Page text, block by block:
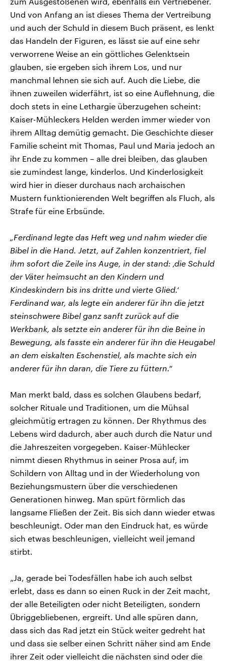
Und von Anfang an ist dieses Thema der Vertreibung
und auch der Schuld in diesem Buch präsent, es lenkt
das Handeln der Figuren, es lässt sie auf eine sehr
verworrene Weise an ein göttliches Gelenktsein
glauben, sie ergeben sich ihrem Los, und nur
manchmal lehnen sie sich auf. Auch die Liebe, die
ihnen zuweilen widerfährt, ist so eine Auflehnung, die
doch stets in eine Lethargie überzugehen scheint:
Kaiser-Mühleckers Helden werden immer wieder von
ihrem Alltag demütig gemacht. Die Geschichte dieser
Familie scheint mit Thomas, Paul und Maria jedoch an
ihr Ende zu kommen – alle drei bleiben, das glauben
sie zumindest lange, kinderlos. Und Kinderlosigkeit
wird hier in dieser durchaus nach archaischen
Mustern funktionierenden Welt begriffen als Fluch, als
Strafe für eine Erbsünde.
„Ferdinand legte das Heft weg und nahm wieder die
Bibel in die Hand. Jetzt, auf Zahlen konzentriert, fiel
ihm sofort die Zeile ins Auge, in der stand: ‚die Schuld
der Väter heimsucht an den Kindern und
Kindeskindern bis ins dritte und vierte Glied.‘
Ferdinand war, als legte ein anderer für ihn die jetzt
steinschwere Bibel ganz sanft zurück auf die
Werkbank, als setzte ein anderer für ihn die Beine in
Bewegung, als fasste ein anderer für ihn die Heugabel
an dem eiskalten Eschenstiel, als machte sich ein
anderer für ihn daran, die Tiere zu füttern.“
Man merkt bald, dass es solchen Glaubens bedarf,
solcher Rituale und Traditionen, um die Mühsal
gleichmütig ertragen zu können. Der Rhythmus des
Lebens wird dadurch, aber auch durch die Natur und
die Jahreszeiten vorgegeben. Kaiser-Mühlecker
nimmt diesen Rhythmus in seiner Prosa auf, im
Schildern von Alltag und in der Wiederholung von
Beziehungsmustern über die verschiedenen
Generationen hinweg. Man spürt förmlich das
langsame Fließen der Zeit. Bis sich dann wieder etwas
beschleunigt. Oder man den Eindruck hat, es würde
sich etwas beschleunigen, vielleicht weil jemand
stirbt.
„Ja, gerade bei Todesfällen habe ich auch selbst
erlebt, dass es dann so einen Ruck in der Zeit macht,
der alle Beteiligten oder nicht Beteiligten, sondern
Übriggebliebenen, ergreift. Und alle spüren dann,
dass sich das Rad jetzt ein Stück weiter gedreht hat
und dass sie selber einen Schritt näher sind am Ende
ihrer Zeit oder vielleicht die nächsten sind oder die